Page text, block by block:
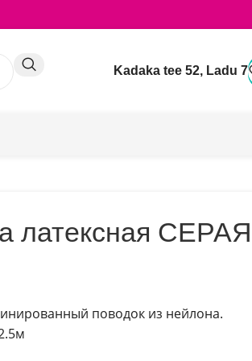
Kadaka tee 52, Ladu 7
латексная
поводок из нейлона.